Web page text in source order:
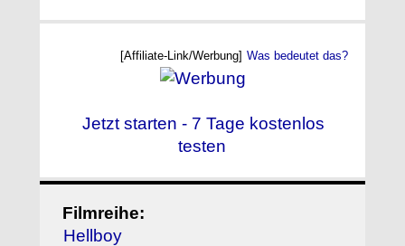
[Affiliate-Link/Werbung] Was bedeutet das?
Jetzt starten - 7 Tage kostenlos
testen
Filmreihe:
Hellboy